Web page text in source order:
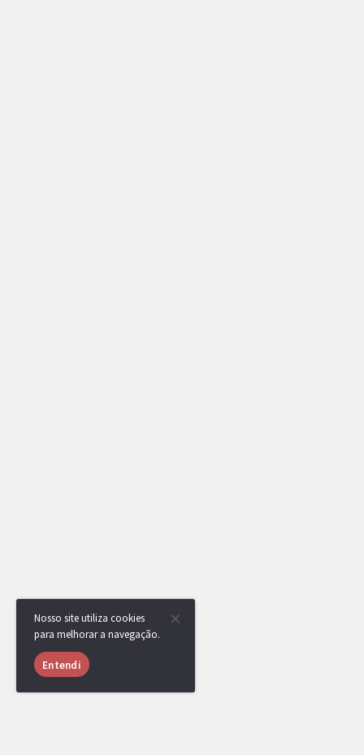
Nosso site utiliza cookies
para melhorar a navegação.
Entendi